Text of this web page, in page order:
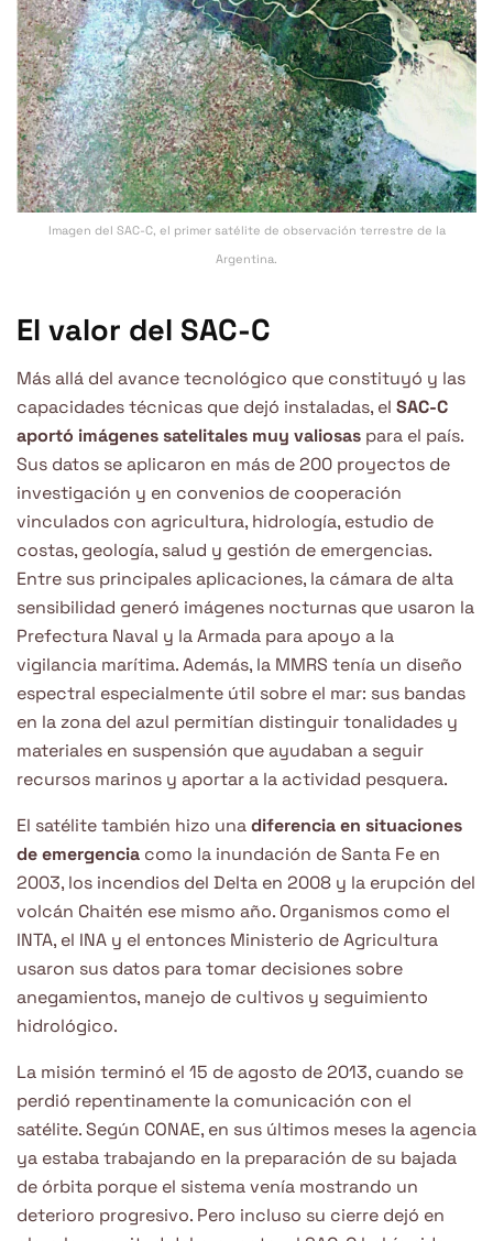
Imagen del SAC-C, el primer satélite de observación terrestre de la
Argentina.
El valor del SAC-C
Más allá del avance tecnológico que constituyó y las
capacidades técnicas que dejó instaladas, el SAC-C
aportó imágenes satelitales muy valiosas para el país.
Sus datos se aplicaron en más de 200 proyectos de
investigación y en convenios de cooperación
vinculados con agricultura, hidrología, estudio de
costas, geología, salud y gestión de emergencias.
Entre sus principales aplicaciones, la cámara de alta
sensibilidad generó imágenes nocturnas que usaron la
Prefectura Naval y la Armada para apoyo a la
vigilancia marítima. Además, la MMRS tenía un diseño
espectral especialmente útil sobre el mar: sus bandas
en la zona del azul permitían distinguir tonalidades y
materiales en suspensión que ayudaban a seguir
recursos marinos y aportar a la actividad pesquera.
El satélite también hizo unadiferencia en situaciones
de emergencia como la inundación de Santa Fe en
2003, los incendios del Delta en 2008 y la erupción del
volcán Chaitén ese mismo año. Organismos como el
INTA, el INA y el entonces Ministerio de Agricultura
usaron sus datos para tomar decisiones sobre
anegamientos, manejo de cultivos y seguimiento
hidrológico.
La misión terminó el 15 de agosto de 2013, cuando se
perdió repentinamente la comunicación con el
satélite. Según CONAE, en sus últimos meses la agencia
ya estaba trabajando en la preparación de su bajada
de órbita porque el sistema venía mostrando un
deterioro progresivo. Pero incluso su cierre dejó en